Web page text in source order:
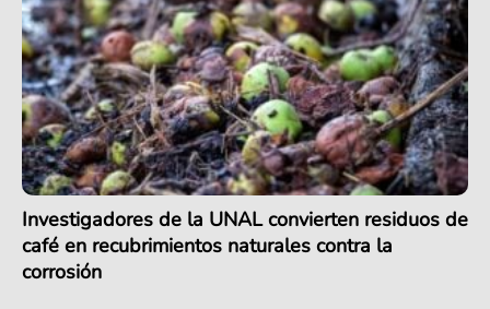
Investigadores de la UNAL convierten residuos de
café en recubrimientos naturales contra la
corrosión